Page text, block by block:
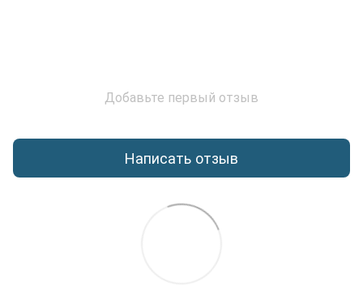
Добавьте первый отзыв
Написать отзыв